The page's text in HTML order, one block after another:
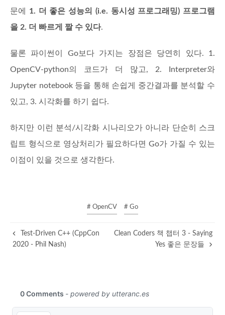
문에 1. 더 좋은 성능의 (i.e. 동시성 프로그래밍) 프로그램
을 2. 더 빠르게 짤 수 있다.
물론 파이썬이 Go보다 가지는 장점은 당연히 있다. 1.
OpenCV-python의 코드가 더 많고, 2. Interpreter와
Jupyter notebook 등을 통해 손쉽게 중간결과를 분석할 수
있고, 3. 시각화를 하기 쉽다.
하지만 이런 분석/시각화 시나리오가 아니라 단순히 스크
립트 형식으로 영상처리가 필요하다면 Go가 가질 수 있는
이점이 있을 것으로 생각한다.
# OpenCV # Go
Test-Driven C++ (CppCon
2020 - Phil Nash)
Clean Coders 책 챕터 3 - Saying
Yes 좋은 문장들